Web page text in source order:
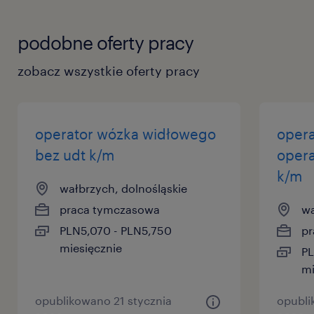
pracę.
Agencja zatrudnienia – nr wpisu 47
powyżej 18 roku życia
oferujemy
podobne oferty pracy
zobacz wszystkie oferty pracy
operator wózka widłowego
bez udt k/m
wałbrzych, dolnośląskie
praca tymczasowa
PLN5,070 - PLN5,750
miesięcznie
opublikowano 21 stycznia
k/m